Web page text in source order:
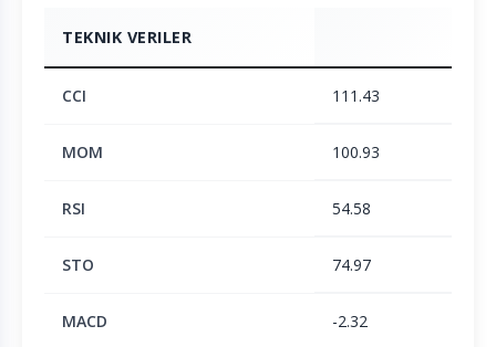
TEKNIK VERILER
CCI 111.43
MOM 100.93
RSI 54.58
STO 74.97
MACD -2.32